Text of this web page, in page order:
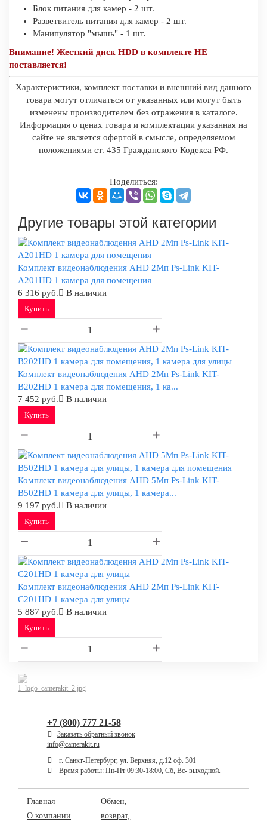
Блок питания для камер - 2 шт.
Разветвитель питания для камер - 2 шт.
Манипулятор "мышь" - 1 шт.
Внимание! Жесткий диск HDD в комплекте НЕ
поставляется!
Характеристики, комплект поставки и внешний вид данного
товара могут отличаться от указанных или могут быть
изменены производителем без отражения в каталоге.
Информация о ценах товара и комплектации указанная на
сайте не является офертой в смысле, определяемом
положениями ст. 435 Гражданского Кодекса РФ.
Поделиться:
Другие товары этой категории
Комплект видеонаблюдения AHD 2Мп Ps-Link KIT-
A201HD 1 камера для помещения
6 316 руб.
В наличии
Купить
Комплект видеонаблюдения AHD 2Мп Ps-Link KIT-
B202HD 1 камера для помещения, 1 ка...
7 452 руб.
В наличии
Купить
Комплект видеонаблюдения AHD 5Мп Ps-Link KIT-
B502HD 1 камера для улицы, 1 камера...
9 197 руб.
В наличии
Купить
Комплект видеонаблюдения AHD 2Мп Ps-Link KIT-
C201HD 1 камера для улицы
5 887 руб.
В наличии
Купить
+7 (800) 777 21-58
Заказать обратный звонок
info@camerakit.ru
г. Санкт-Петербург, ул. Верхняя, д.12 оф. 301
Время работы: Пн-Пт 09:30-18:00, Сб, Вс- выходной.
Главная
О компании
Обмен,
возврат,